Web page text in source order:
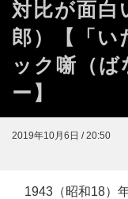
対比が面白
郎）【「い
ック噺（
ー】
2019年10月6日 / 20:50
1943（昭和18）